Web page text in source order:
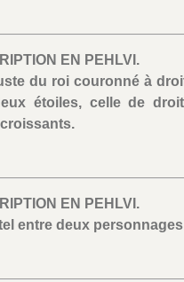
EN PEHLVI.
du roi couronné à
étoiles, celle de
EN PEHLVI.
entre deux